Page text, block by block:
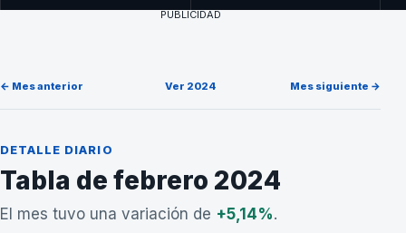
PUBLICIDAD
← Mes anterior Ver 2024 Mes siguiente →
DETALLE DIARIO
Tabla de febrero 2024
El mes tuvo una variación de +5,14%.